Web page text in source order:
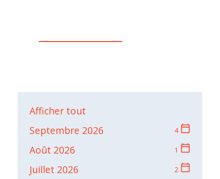
Afficher tout
Septembre 2026
4 calendar_today
Août 2026 1 calendar_today
Juillet 2026 2 calendar_today